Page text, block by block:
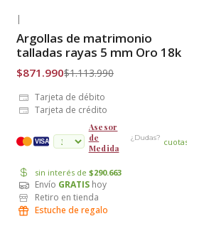
Envío Gratis
|
Argollas de matrimonio
talladas rayas 5 mm Oro 18k
$871.990$1.113.990
Tarjeta de débito
Tarjeta de crédito
VISA
Asesor
de
Medida
¿Dudas? cuotas
sin interés de $290.663
Envío GRATIS hoy
Retiro en tienda
Estuche de regalo